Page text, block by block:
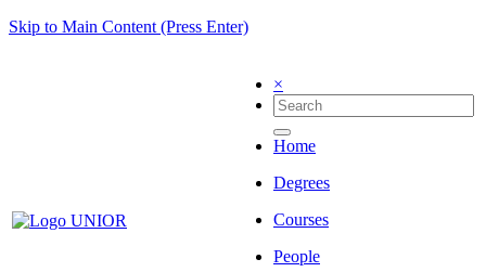
Skip to Main Content (Press Enter)
×
Home
Degrees
Courses
People